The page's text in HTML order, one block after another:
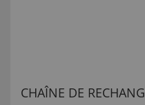
CHAÎNE DE